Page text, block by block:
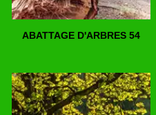
ABATTAGE D'ARBRES 54